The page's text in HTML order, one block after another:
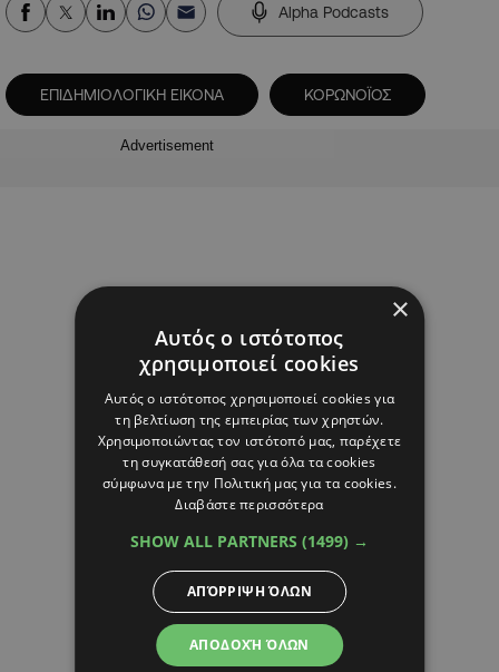
Alpha Podcasts
ΕΠΙΔΗΜΙΟΛΟΓΙΚΗ ΕΙΚΟΝΑ ΚΟΡΩΝΟΪΟΣ
Advertisement
×
Αυτός ο ιστότοπος
χρησιμοποιεί cookies
Αυτός ο ιστότοπος χρησιμοποιεί cookies για
τη βελτίωση της εμπειρίας των χρηστών.
Χρησιμοποιώντας τον ιστότοπό μας, παρέχετε
τη συγκατάθεσή σας για όλα τα cookies
σύμφωνα με την Πολιτική μας για τα cookies.
Διαβάστε περισσότερα
SHOW ALL PARTNERS (1499) →
ΑΠΟΔΟΧΉ ΌΛΩΝ
ΑΠΌΡΡΙΨΗ ΌΛΩΝ